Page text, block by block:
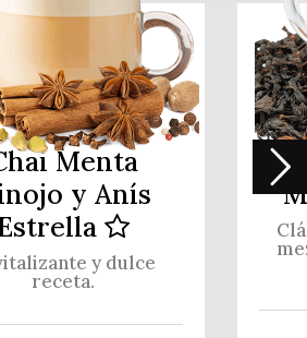
Menta
y Anís
y dulce
receta.